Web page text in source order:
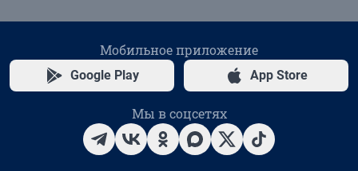
Мобильное приложение
Google Play App Store
Мы в соцсетях